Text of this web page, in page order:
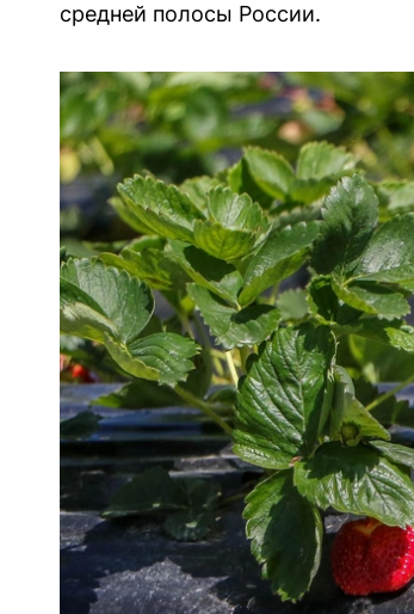
средней полосы России.